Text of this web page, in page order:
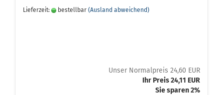
Lieferzeit: bestellbar (Ausland abweichend)
Unser Normalpreis 24,60 EUR
Ihr Preis 24,11 EUR
Sie sparen 2%